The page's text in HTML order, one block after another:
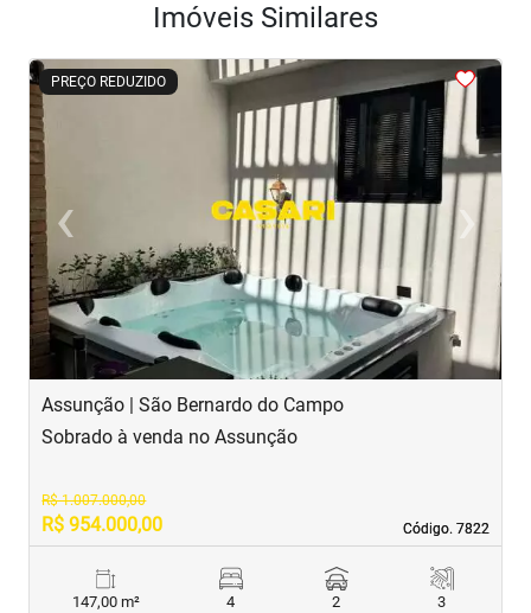
Imóveis Similares
PREÇO REDUZIDO
<<<<
‹Previous ›Next
Assunção | São Bernardo do Campo
Código. 7822
Código. 7822
Sobrado à venda no Assunção
R$ 1.007.000,00
R$ 954.000,00
147,00 m²
4
2
3